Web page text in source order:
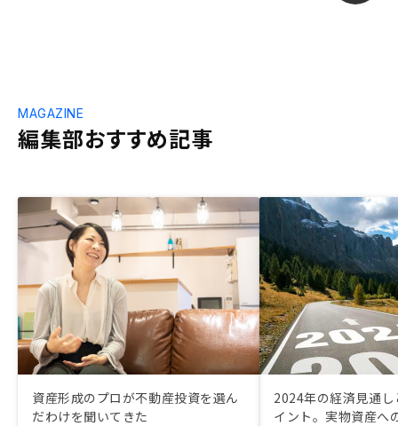
編集部おすすめ記事
MAGAZINE
資産形成のプロが不動産投資を選ん
だわけを聞いてきた
2024年の経済見通
イント。実物資産へ